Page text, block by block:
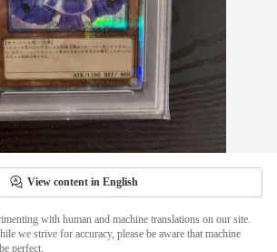
View content in English
with human and machine translations on our site.
we strive for accuracy, please be aware that machine
perfect.